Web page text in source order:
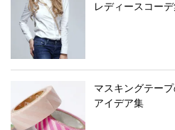
レディースコーデ
マスキングテー
アイデア集